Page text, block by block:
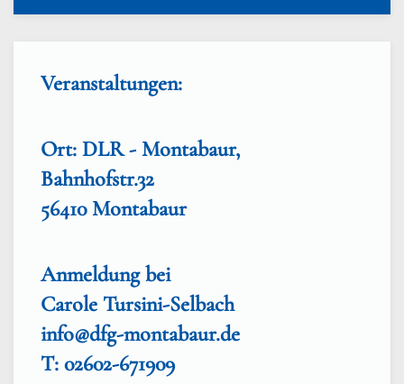
Veranstaltungen:
Ort: DLR - Montabaur,
Bahnhofstr.32
56410 Montabaur
Anmeldung bei
Carole Tursini-Selbach
info@dfg-montabaur.de
T: 02602-671909